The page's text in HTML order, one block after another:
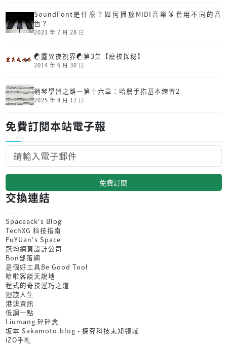
SoundFont是什麼？如何播放MIDI音樂並套用不同的音
色？
2021 年 7 月 28 日
☯靈異夜視界☯第3集【廢校探秘】
2014 年 6 月 30 日
鋼琴學習之路─第十六章：哈農手指基本練習2
2025 年 4 月 17 日
免費訂閱本站電子報
免費訂閱
交換連結
Spaceack's Blog
TechXG 科技指南
FuYUan's Space
冠均網頁設計公司
Bon部落網
是個好工具Be Good Tool
哈啦客談天說地
程式的奇技淫巧之道
迴旋人生
港澳資訊
低調一點
Liumang 碎碎念
坂本 Sakamoto.blog - 探究科技未知領域
iZO手札